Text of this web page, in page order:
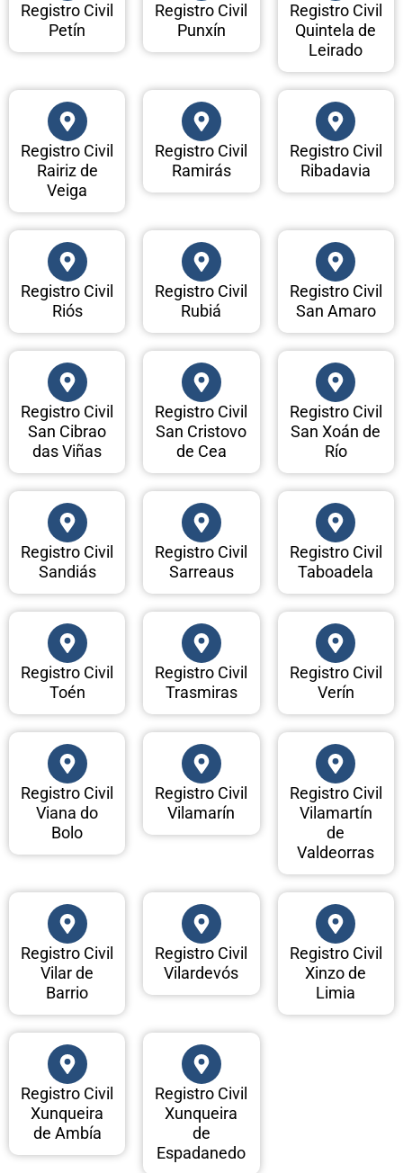
Registro Civil
Petín
Registro Civil
Punxín
Registro Civil
Quintela de
Leirado
Registro Civil
Rairiz de
Veiga
Registro Civil
Ramirás
Registro Civil
Ribadavia
Registro Civil
Riós
Registro Civil
Rubiá
Registro Civil
San Amaro
Registro Civil
San Cibrao
das Viñas
Registro Civil
San Cristovo
de Cea
Registro Civil
San Xoán de
Río
Registro Civil
Sandiás
Registro Civil
Sarreaus
Registro Civil
Taboadela
Registro Civil
Toén
Registro Civil
Trasmiras
Registro Civil
Verín
Registro Civil
Viana do
Bolo
Registro Civil
Vilamarín
Registro Civil
Vilamartín
de
Valdeorras
Registro Civil
Vilar de
Barrio
Registro Civil
Vilardevós
Registro Civil
Xinzo de
Limia
Registro Civil
Xunqueira
de Ambía
Registro Civil
Xunqueira
de
Espadanedo